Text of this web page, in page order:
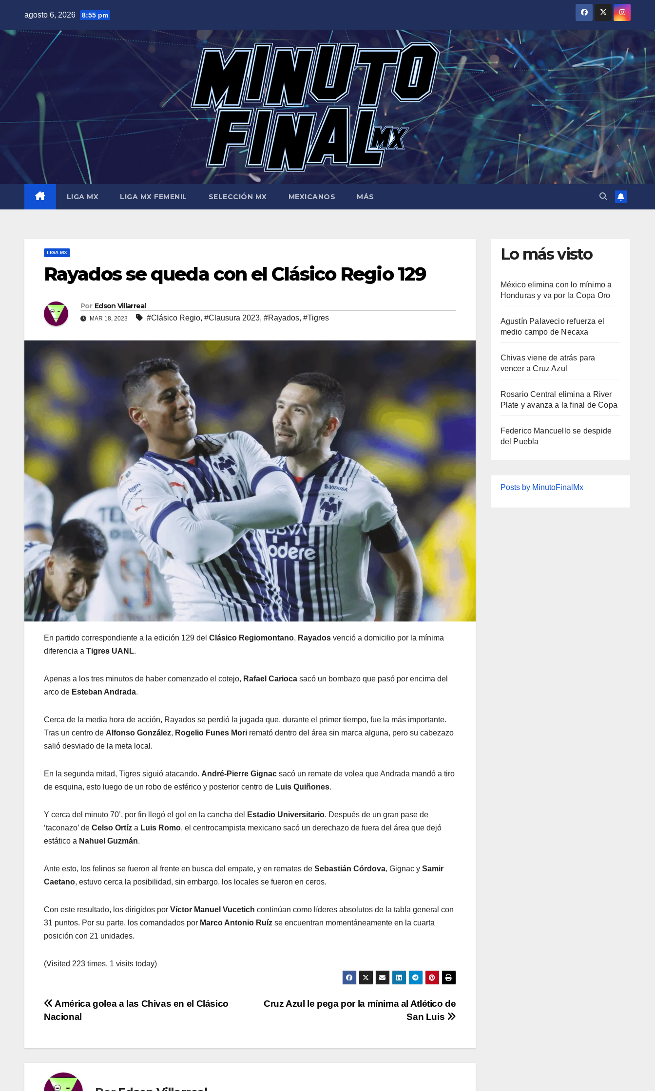
contenido
agosto 6, 2026 8:55 pm
LIGA MX LIGA MX FEMENIL SELECCIÓN MX MEXICANOS MÁS
LIGA MX
Rayados se queda con el Clásico Regio 129
Por Edson Villarreal
MAR 18, 2023 #Clásico Regio, #Clausura 2023, #Rayados, #Tigres
En partido correspondiente a la edición 129 del Clásico Regiomontano, Rayados venció a domicilio por la mínima
diferencia a Tigres UANL.
Apenas a los tres minutos de haber comenzado el cotejo, Rafael Carioca sacó un bombazo que pasó por encima del
arco de Esteban Andrada.
Cerca de la media hora de acción, Rayados se perdió la jugada que, durante el primer tiempo, fue la más importante.
Tras un centro de Alfonso González, Rogelio Funes Mori remató dentro del área sin marca alguna, pero su cabezazo
salió desviado de la meta local.
En la segunda mitad, Tigres siguió atacando. André-Pierre Gignac sacó un remate de volea que Andrada mandó a tiro
de esquina, esto luego de un robo de esférico y posterior centro de Luis Quiñones.
Y cerca del minuto 70’, por fin llegó el gol en la cancha del Estadio Universitario. Después de un gran pase de
‘taconazo’ de Celso Ortíz a Luis Romo, el centrocampista mexicano sacó un derechazo de fuera del área que dejó
estático a Nahuel Guzmán.
Ante esto, los felinos se fueron al frente en busca del empate, y en remates de Sebastián Córdova, Gignac y Samir
Caetano, estuvo cerca la posibilidad, sin embargo, los locales se fueron en ceros.
Con este resultado, los dirigidos por Víctor Manuel Vucetich continúan como líderes absolutos de la tabla general con
31 puntos. Por su parte, los comandados por Marco Antonio Ruíz se encuentran momentáneamente en la cuarta
posición con 21 unidades.
(Visited 223 times, 1 visits today)
Navegación
entradas
Cruz Azul le pega por la mínima al Atlético de
San Luis
América golea a las Chivas en el Clásico
Nacional
Lo más visto
México elimina con lo mínimo a
Honduras y va por la Copa Oro
Agustín Palavecio refuerza el
medio campo de Necaxa
Chivas viene de atrás para
vencer a Cruz Azul
Rosario Central elimina a River
Plate y avanza a la final de Copa
Federico Mancuello se despide
del Puebla
Posts by MinutoFinalMx